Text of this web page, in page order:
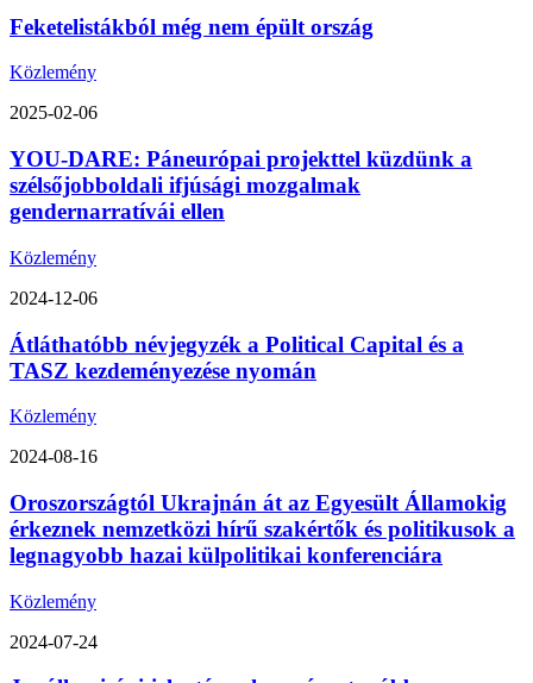
Feketelistákból még nem épült ország
Közlemény
2025-02-06
YOU-DARE: Páneurópai projekttel küzdünk a
szélsőjobboldali ifjúsági mozgalmak
gendernarratívái ellen
Közlemény
2024-12-06
Átláthatóbb névjegyzék a Political Capital és a
TASZ kezdeményezése nyomán
Közlemény
2024-08-16
Oroszországtól Ukrajnán át az Egyesült Államokig
érkeznek nemzetközi hírű szakértők és politikusok a
legnagyobb hazai külpolitikai konferenciára
Közlemény
2024-07-24